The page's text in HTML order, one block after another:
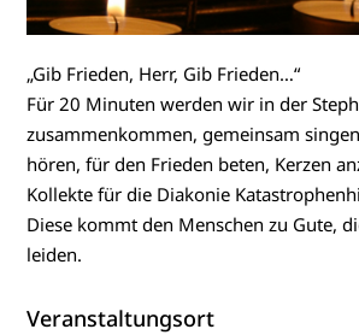
„Gib Frieden, Herr, Gib Frieden…“
Für 20 Minuten werden wir in der
zusammenkommen, gemeinsam
hören, für den Frieden beten, Kerzen
Kollekte für die Diakonie
Diese kommt den Menschen zu Gute,
leiden.
Veranstaltungsort